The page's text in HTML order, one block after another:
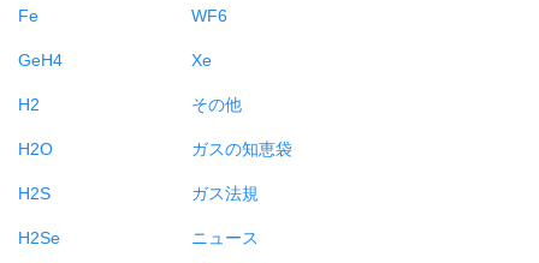
Fe
GeH4
H2
H2O
H2S
H2Se
WF6
Xe
その他
ガスの知恵袋
ガス法規
ニュース